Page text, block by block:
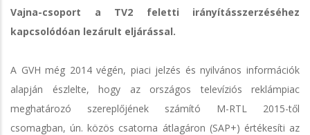
Vajna-csoport a TV2 feletti irányításszerzéséhez
kapcsolódóan lezárult eljárással.
A GVH még 2014 végén, piaci jelzés és nyilvános információk
alapján észlelte, hogy az országos televíziós reklámpiac
meghatározó szereplőjének számító M-RTL 2015-től
csomagban, ún. közös csatorna átlagáron (SAP+) értékesíti az